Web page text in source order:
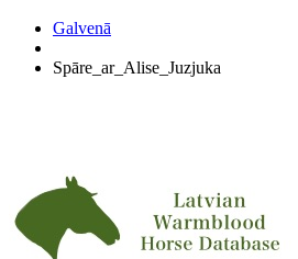
Galvenā
Spāre_ar_Alise_Juzjuka